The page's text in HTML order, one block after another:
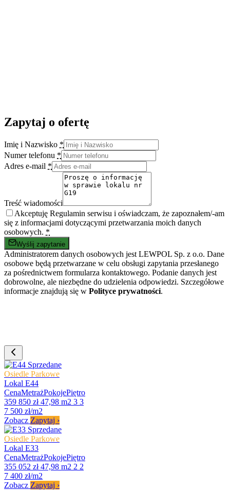
Zapytaj o ofertę
Imię i Nazwisko *
Numer telefonu *
Adres e-mail *
Treść wiadomości
Akceptuję Regulamin serwisu i oświadczam, że zapoznałem/-am
się z informacjami dotyczącymi przetwarzania moich danych
osobowych. *
Wyślij zapytanie
Administratorem danych osobowych jest LEWPOL Sp. z o.o. Dane
osobowe będą przetwarzane w celu obsługi zapytania przesłanego
za pośrednictwem formularza kontaktowego. Podanie danych jest
dobrowolne, ale niezbędne do udzielenia odpowiedzi. Szczegółowe
informacje znajdują się w Polityce prywatności.
Sprzedane
Osiedle Parkowe
Lokal E44
CenaMetrażPokojePiętro
359 850 zł 47,98 m2 3 3
7 500 zł/m2
Zobacz Zapytaj ›
Sprzedane
Osiedle Parkowe
Lokal E33
CenaMetrażPokojePiętro
355 052 zł 47,98 m2 2 2
7 400 zł/m2
Zobacz Zapytaj ›